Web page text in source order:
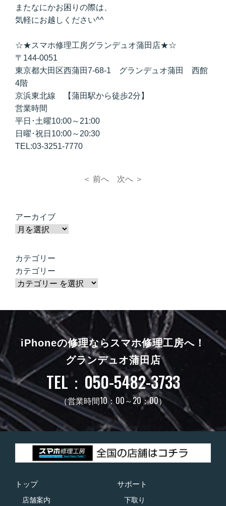
またなにかお困りの際は、
気軽にお越しください^^
☆★スマホ修理工房グランデュオ蒲田店★☆
〒144-0051
東京都大田区西蒲田7-68-1 グランデュオ蒲田 西館
4階
京浜東北線 【蒲田駅から徒歩2分】
営業時間
平日･土曜10:00～21:00
日曜･祝日10:00～20:30
TEL:03-3251-7770
＜ 前へ 次へ ＞
アーカイブ
カテゴリー
カテゴリー
iPhoneの修理ならスマホ修理工房へ！
グランデュオ蒲田店
TEL：050-5482-3733
（営業時間10：00～20：00）
トップ
店舗案内
サポート
下取り